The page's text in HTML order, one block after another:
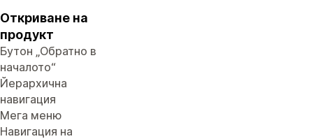
Откриване на
продукт
Бутон „Обратно в
началото“
Йерархична
навигация
Мега меню
Навигация на